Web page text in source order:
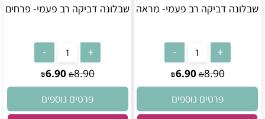
שבלונה דביקה רב פעמי- מראה
₪8.90
₪6.90
פרטים נוספים
שבלונה דביקה רב פעמי- פרחים
₪8.90
₪6.90
פרטים נוספים